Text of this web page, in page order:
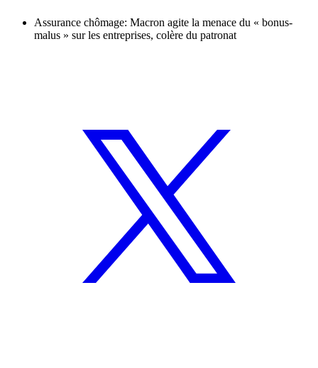
Assurance chômage: Macron agite la menace du « bonus-
malus » sur les entreprises, colère du patronat